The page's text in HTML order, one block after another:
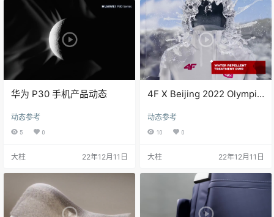
体断绝联系，保持一个平和安静的
创作环境，现在，短片出来了。 制
作软件：C4D OCTANE AE MD ME
TAHUMAN， 作者链接：…
华为 P30 手机产品动态
动态参考
5 0
大柱 22年12月11日
4F X Beijing 2022 Olympic
动态参考
10 0
大柱 22年12月11日